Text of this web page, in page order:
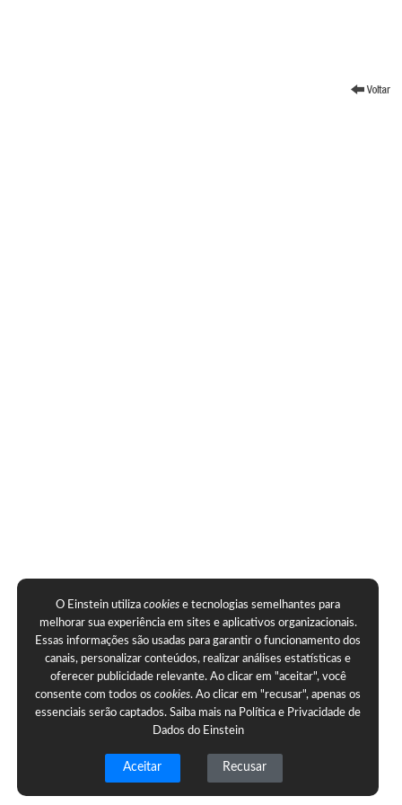
O Einstein utilizacookies e tecnologias semelhantes para
melhorar sua experiência em sites e aplicativos organizacionais.
Essas informações são usadas para garantir o funcionamento dos
canais, personalizar conteúdos, realizar análises estatísticas e
oferecer publicidade relevante. Ao clicar em "aceitar", você
consente com todos oscookies. Ao clicar em "recusar", apenas os
essenciais serão captados. Saiba mais na Política e Privacidade de
Dados do Einstein
Aceitar Recusar